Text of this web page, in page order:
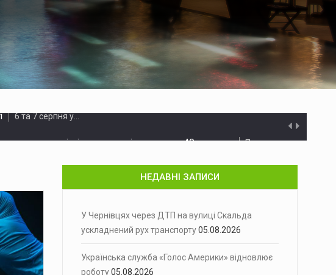
Протиправну діяльність 48-річного чоловіка задокументували…
У Чернівцях на вулиці Скальда…
«Голос Америки» ухвалило…
НЕДАВНІ ЗАПИСИ
У Чернівцях через ДТП на вулиці Скальда
ускладнений рух транспорту05.08.2026
Українська служба «Голос Америки» відновлює
роботу05.08.2026